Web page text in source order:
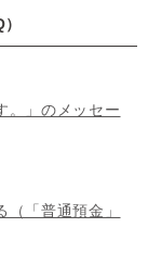
。」のメッセー
「普通預金」